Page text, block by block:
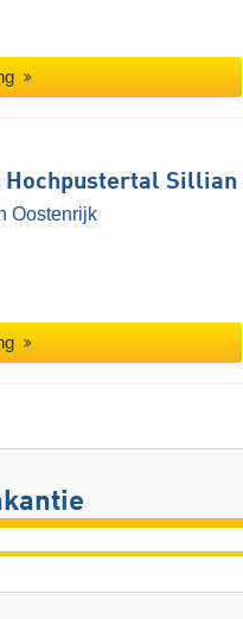
Hochpustertal Sillian
Oostenrijk